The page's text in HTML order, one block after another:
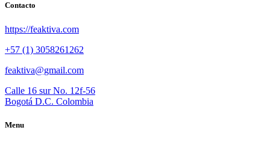
Contacto
https://feaktiva.com
+57 (1) 3058261262
feaktiva@gmail.com
Calle 16 sur No. 12f-56
Bogotá D.C. Colombia
Menu